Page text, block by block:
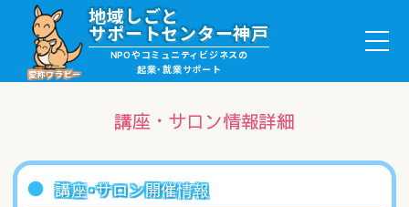
愛称ワラビー
地域しごと
サポートセンター神戸
NPOやコミュニティビジネスの
起業・就業サポート
就職・ボランティア情報
講座・サロン情報詳細
講座・サロン開催情報